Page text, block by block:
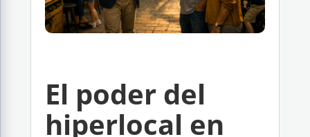
El poder del
hiperlocal en